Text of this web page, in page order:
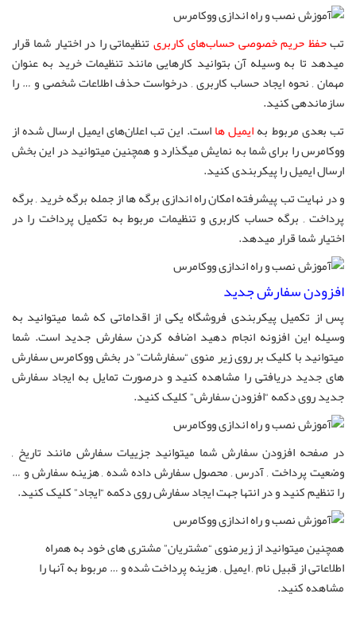
تبحفظ حریم خصوصی حساب‌های کاربری تنظیماتی را در اختیار شما قرار
میدهد تا به وسیله آن بتوانید کارهایی مانند تنظیمات خرید به عنوان
مهمان , نحوه ایجاد حساب کاربری , درخواست حذف اطلاعات شخصی و … را
سازماندهی کنید.
تب بعدی مربوط بهایمیل هااست. این تب اعلان‌های ایمیل ارسال شده از
ووکامرس را برای شما به نمایش میگذارد و همچنین میتوانید در این بخش
ارسال ایمیل را پیکربندی کنید.
و در نهایت تب پیشرفته امکان راه اندازی برگه ها از جمله برگه خرید , برگه
پرداخت , برگه حساب کاربری و تنظیمات مربوط به تکمیل پرداخت را در
اختیار شما قرار میدهد.
افزودن سفارش جدید
پس از تکمیل پیکربندی فروشگاه یکی از اقداماتی که شما میتوانید به
وسیله این افزونه انجام دهید اضافه کردن سفارش جدید است. شما
میتوانید با کلیک بر روی زیر منوی “سفارشات” در بخش ووکامرس سفارش
های جدید دریافتی را مشاهده کنید و درصورت تمایل به ایجاد سفارش
جدید روی دکمه “افزودن سفارش” کلیک کنید.
در صفحه افزودن سفارش شما میتوانید جزییات سفارش مانند تاریخ ,
وضعیت پرداخت , آدرس , محصول سفارش داده شده , هزینه سفارش و …
را تنظیم کنید و در انتها جهت ایجاد سفارش روی دکمه “ایجاد” کلیک کنید.
همچنین میتوانید از زیرمنوی “مشتریان” مشتری های خود به همراه
اطلاعاتی از قبیل نام , ایمیل , هزینه پرداخت شده و … مربوط به آنها را
مشاهده کنید.